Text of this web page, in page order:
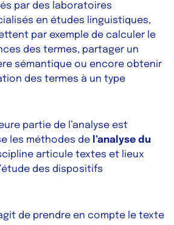
par des laboratoires
en études linguistiques,
par exemple de calculer le
des termes, partager un
sémantique ou encore obtenir
des termes à un type
partie de l’analyse est
les méthodes de l’analyse du
articule textes et lieux
des dispositifs
de prendre en compte le texte